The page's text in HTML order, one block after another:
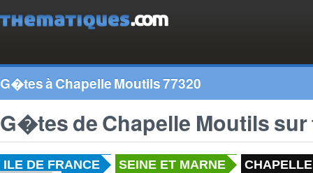
G�tes à Chapelle Moutils 77320
G�tes de Chapelle Moutils
ILE DE FRANCE SEINE ET MARNE